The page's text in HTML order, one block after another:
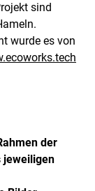
sind
wurde es von
der
jeweiligen